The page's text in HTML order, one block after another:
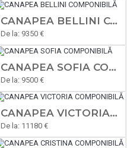
CANAPEA BELLINI COMPONIBILĂ
De la: 9350 €
CANAPEA SOFIA COMPONIBILĂ
De la: 9500 €
CANAPEA VICTORIA COMPONIBILĂ
De la: 11180 €